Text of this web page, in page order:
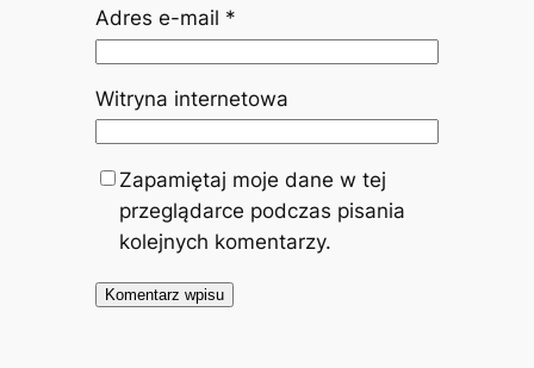
Adres e-mail *
Witryna internetowa
Zapamiętaj moje dane w tej
przeglądarce podczas pisania
kolejnych komentarzy.